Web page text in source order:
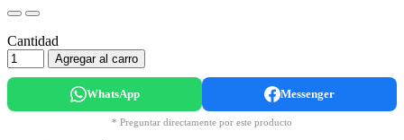
Cantidad
Agregar al carro
WhatsApp Messenger
* Preguntar directamente por este producto